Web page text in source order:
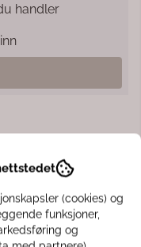
handler
metallkrukke med
elegante onyx-
som passer
(cookies) og
funksjoner,
og